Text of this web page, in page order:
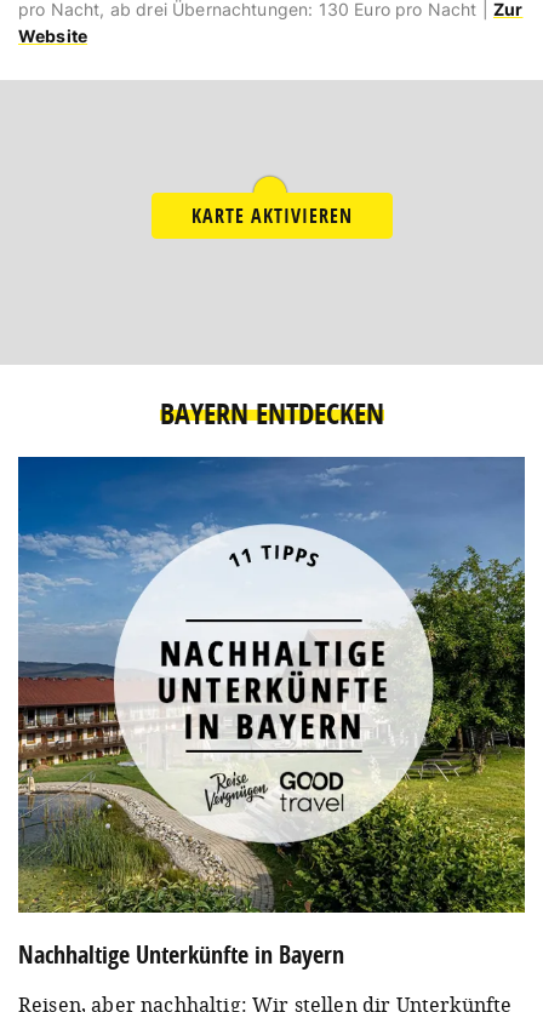
pro Nacht, ab drei Übernachtungen: 130 Euro pro Nacht | Zur
Website
KARTE AKTIVIEREN
BAYERN ENTDECKEN
Nachhaltige Unterkünfte in Bayern
Reisen, aber nachhaltig: Wir stellen dir Unterkünfte